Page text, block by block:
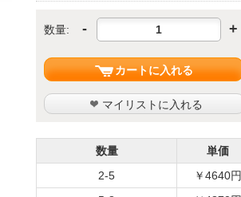
数量: - +
カートに入れる
マイリストに入れる
数量
単価
2-5
￥4640円